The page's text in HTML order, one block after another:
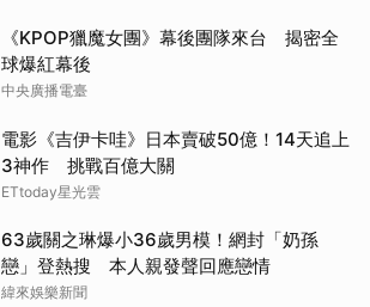
《KPOP獵魔女團》幕後團隊來台 揭密全
球爆紅幕後
中央廣播電臺
電影《吉伊卡哇》日本賣破50億！14天追上
3神作 挑戰百億大關
ETtoday星光雲
63歲關之琳爆小36歲男模！網封「奶孫
戀」登熱搜 本人親發聲回應戀情
緯來娛樂新聞